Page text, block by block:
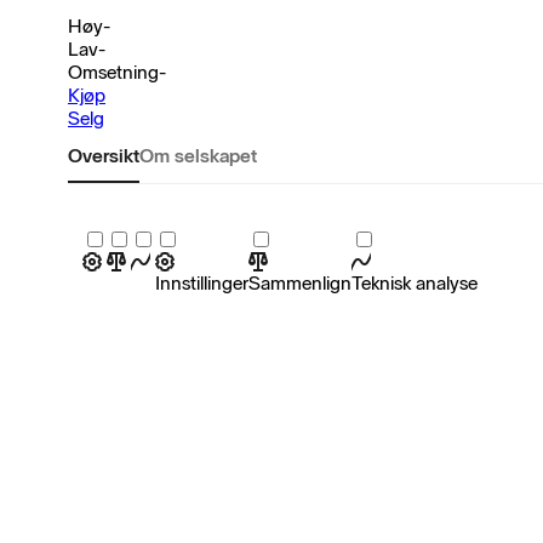
Høy-
Lav-
Omsetning-
Kjøp
Selg
OversiktOm selskapet
InnstillingerSammenlignTeknisk analyse